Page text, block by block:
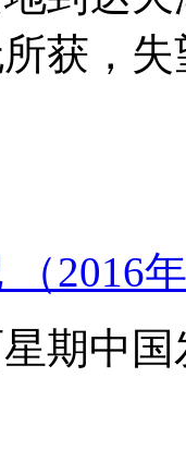
获，
（2016
期中